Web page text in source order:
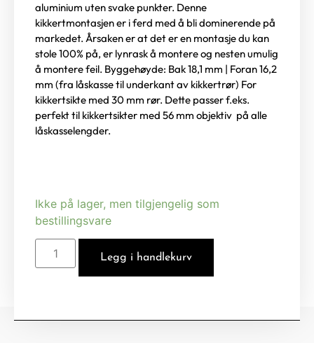
aluminium uten svake punkter. Denne
kikkertmontasjen er i ferd med å bli dominerende på
markedet. Årsaken er at det er en montasje du kan
stole 100% på, er lynrask å montere og nesten umulig
å montere feil. Byggehøyde: Bak 18,1 mm | Foran 16,2
mm (fra låskasse til underkant av kikkertrør) For
kikkertsikte med 30 mm rør. Dette passer f.eks.
perfekt til kikkertsikter med 56 mm objektiv på alle
låskasselengder.
Ikke på lager, men tilgjengelig som
bestillingsvare
Legg i handlekurv